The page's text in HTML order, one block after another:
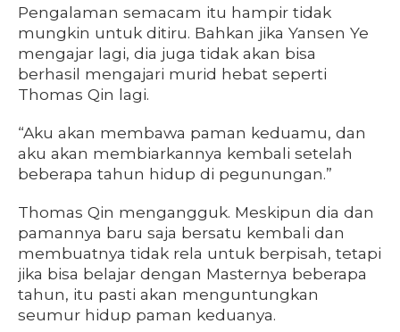
Pengalaman semacam itu hampir tidak
mungkin untuk ditiru. Bahkan jika Yansen Ye
mengajar lagi, dia juga tidak akan bisa
berhasil mengajari murid hebat seperti
Thomas Qin lagi.
“Aku akan membawa paman keduamu, dan
aku akan membiarkannya kembali setelah
beberapa tahun hidup di pegunungan.”
Thomas Qin mengangguk. Meskipun dia dan
pamannya baru saja bersatu kembali dan
membuatnya tidak rela untuk berpisah, tetapi
jika bisa belajar dengan Masternya beberapa
tahun, itu pasti akan menguntungkan
seumur hidup paman keduanya.